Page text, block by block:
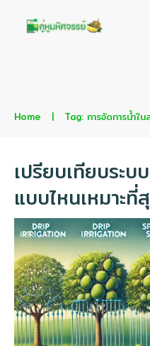
Home | Tag: การจัดการน้ำใน
เปรียบเทียบระบ
แบบไหนเหมาะที่